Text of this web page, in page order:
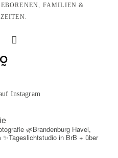
FAMILIEN &
Instagram
🌿Brandenburg Havel,
✨Tageslichtstudio in BrB + über